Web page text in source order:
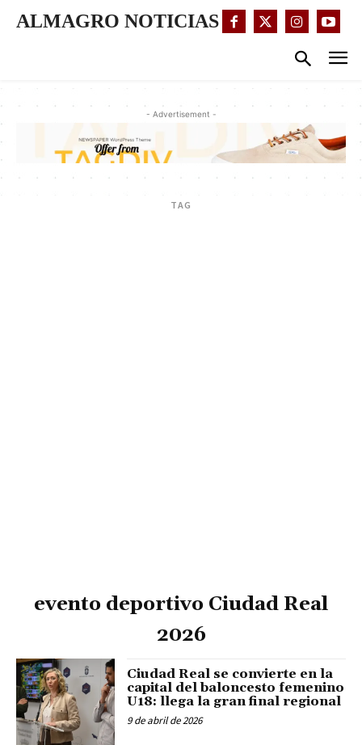
ALMAGRO NOTICIAS
- Advertisement -
TAG
evento deportivo Ciudad Real
2026
Ciudad Real se convierte en la
capital del baloncesto femenino
U18: llega la gran final regional
9 de abril de 2026